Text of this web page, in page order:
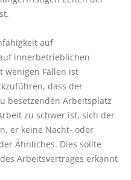
auf
innerbetrieblichen
wenigen Fällen ist
dass der
besetzenden Arbeitsplatz
zu schwer ist, sich der
er keine Nacht- oder
Ähnliches. Dies sollte
Arbeitsvertrages erkannt